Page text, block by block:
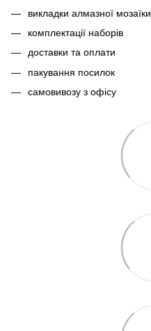
викладки алмазної мозаїки
комплектації наборів
доставки та оплати
пакування посилок
самовивозу з офісу